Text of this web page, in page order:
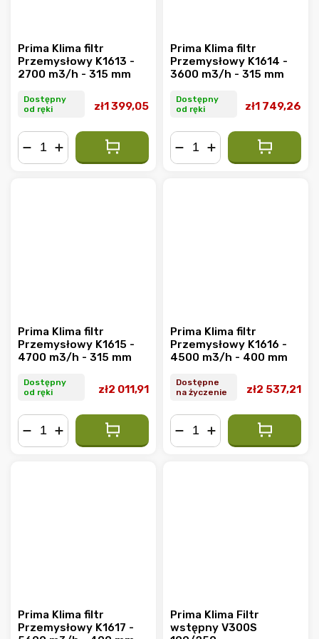
Prima Klima filtr
Przemysłowy K1613 -
2700 m3/h - 315 mm
Dostępny
od ręki
zł1 399,05
Prima Klima filtr
Przemysłowy K1614 -
3600 m3/h - 315 mm
Dostępny
od ręki
zł1 749,26
Prima Klima filtr
Przemysłowy K1615 -
4700 m3/h - 315 mm
Dostępny
od ręki
zł2 011,91
Prima Klima filtr
Przemysłowy K1616 -
4500 m3/h - 400 mm
Dostępne
na życzenie
zł2 537,21
Prima Klima filtr
Przemysłowy K1617 -
Prima Klima Filtr
wstępny V300S